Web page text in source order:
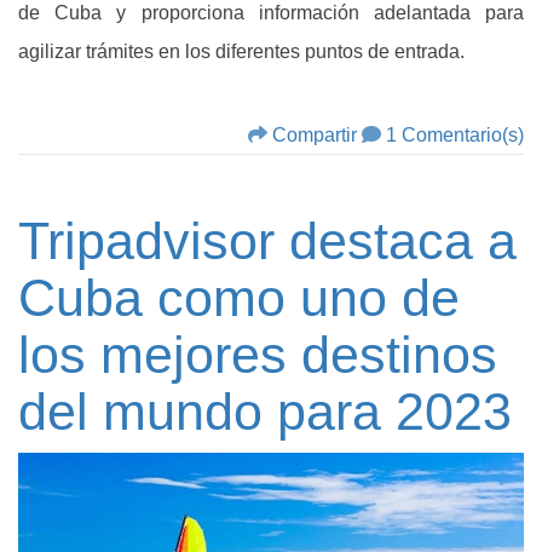
de Cuba y proporciona información adelantada para
agilizar trámites en los diferentes puntos de entrada.
Compartir 1 Comentario(s)
Tripadvisor destaca a
Cuba como uno de
los mejores destinos
del mundo para 2023